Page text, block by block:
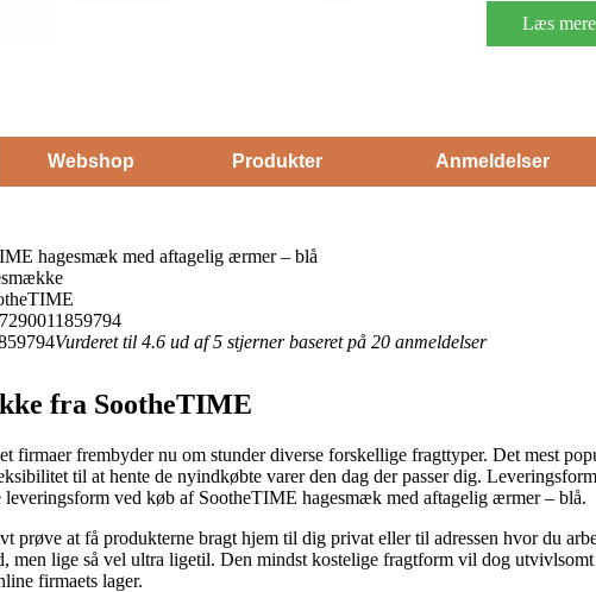
Læs
Webshop Produkter Anmeldelser
hagesmæk med aftagelig ærmer – blå
7290011859794
Vurderet til 4.6 ud af 5 stjerner baseret på 20 anmeldelser
fra SootheTIME
firmaer frembyder nu om stunder diverse forskellige fragttyper. Det mest
til at hente de nyindkøbte varer den dag der passer dig.
leveringsform ved køb af SootheTIME hagesmæk med aftagelig ærmer – blå.
prøve at få produkterne bragt hjem til dig privat eller til adressen hvor du
men lige så vel ultra ligetil. Den mindst kostelige fragtform vil dog
firmaets lager.